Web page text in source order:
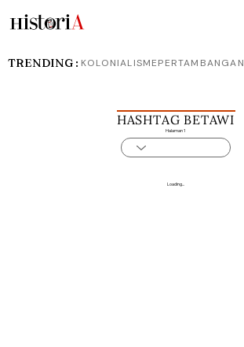
HASHTAG BETAWI
Halaman 1
Loading...
TRENDING : KOLONIALISMEPERTAMBANGAN